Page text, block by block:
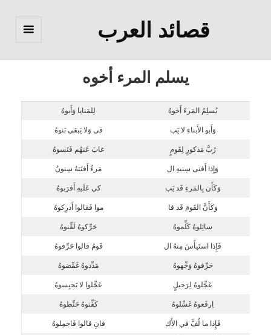
قصائد العرب
يسلم المرء أخوه
يُسلِمُ المَرءَ أَخوهُ لِلمَنايا وَأَبوهُ
وَأَبو الأَبناءِ لا يَب قى وَلا يَبقى بَنوهُ
رُبَّ مَذكورٍ لِقَومٍ غابَ عَنهُم فَنَسوهُ
وَإِذا أَفنى سِنيهِ ال مَرءُ أَفنَتهُ سِنونُ
وَكَأَن بِالمَرءِ قَد يَب كي عَلَيهِ أَقرَبوهُ
وَكَأَنَّ القَومَ قَد قا موا فَقالوا أَدرِكوهُ
سائِلوهُ كَلِّموهُ حَرِّكوهُ لَقِّنوهُ
فَإِذا استَيأَسَ مِنهُ ال قَومُ قالوا حَرِّفوهُ
حَرِّفوهُ وَجِّهوهُ مَدِّدوهُ غَمِّضوهُ
عَجِّلوهُ لِرَحيلٍ عَجِّلوا لا تَحبِسوهُ
اِرفَعوهُ غَسِّلوهُ كَفِّنوهُ حَنِّطوهُ
فَإِذا ما لُفَّ في الأَك فانِ قالوا فَاحمِلوهُ